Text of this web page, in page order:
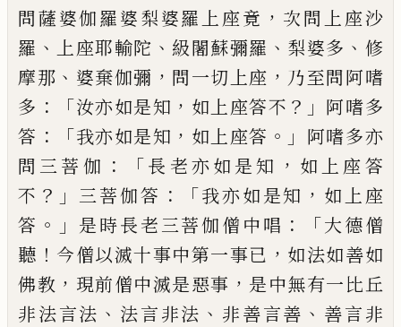
問薩婆伽羅婆梨婆羅上座竟 ， 次問上座沙
羅 、 上座耶輸陀 、 級闍蘇彌羅 、 梨婆多 、 修
摩那 、 婆棄伽彌 ， 問一切上座 ， 乃至問阿嗜
多 ：「汝亦如是知 ， 如上座答不 ？」 阿嗜多
答 ：「我亦如是知 ， 如上座答 。」 阿嗜多亦
問三菩伽 ：「長老亦如 是知 ， 如上座答
不 ？」 三菩伽答 ：「我亦如是知 ， 如 上座
答 。」 是時長老三菩伽僧中唱 ：「大德僧
聽 ！ 今僧以滅十事中第一事已 ， 如法如善如
佛教 ， 現前僧中滅是惡事 ， 是中無有一比丘
非法言法 、 法言非法 、 非善言善 、 善言非